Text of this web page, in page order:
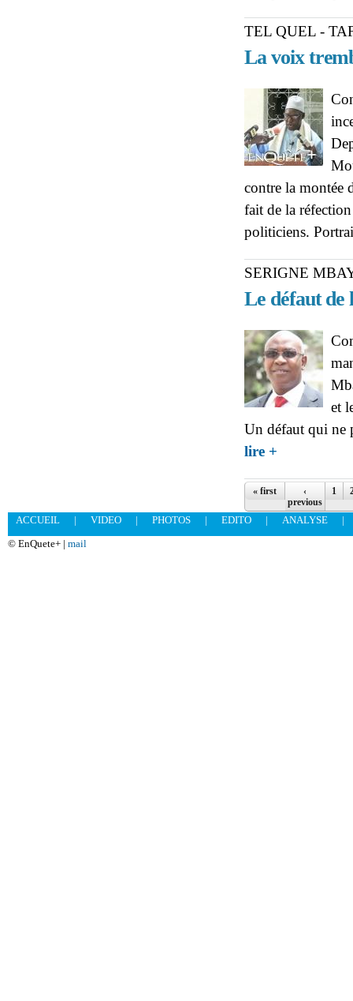
TEL QUEL -
La voix
contre la montée
fait de la
politiciens.
SERIGNE
Le défaut de
et
Un défaut qui ne
lire +
Pages
« first
‹
previous
1
ACCUEIL | VIDEO | PHOTOS | EDITO | ANALYSE
|
© EnQuete+ | mail